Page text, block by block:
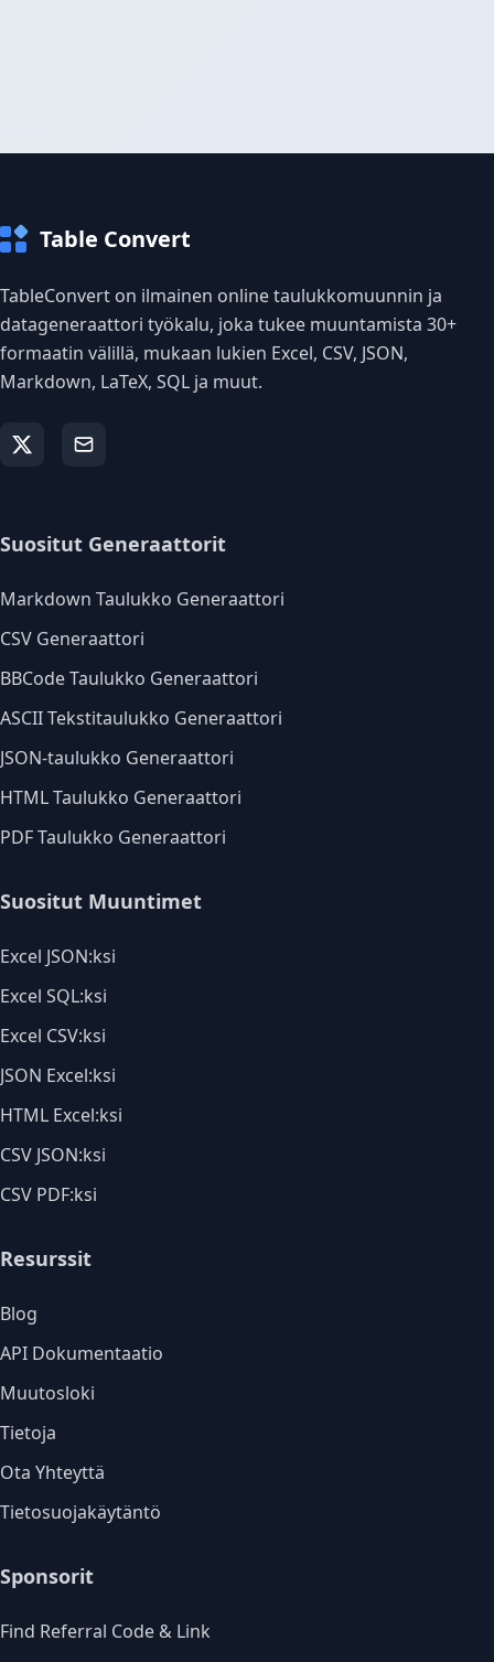
Table Convert
TableConvert on ilmainen online taulukkomuunnin ja
datageneraattori työkalu, joka tukee muuntamista 30+
formaatin välillä, mukaan lukien Excel, CSV, JSON,
Markdown, LaTeX, SQL ja muut.
Suositut Generaattorit
Markdown Taulukko Generaattori
CSV Generaattori
BBCode Taulukko Generaattori
ASCII Tekstitaulukko Generaattori
JSON-taulukko Generaattori
HTML Taulukko Generaattori
PDF Taulukko Generaattori
Suositut Muuntimet
Excel JSON:ksi
Excel SQL:ksi
Excel CSV:ksi
JSON Excel:ksi
HTML Excel:ksi
CSV JSON:ksi
CSV PDF:ksi
Resurssit
Blog
API Dokumentaatio
Muutosloki
Tietoja
Ota Yhteyttä
Tietosuojakäytäntö
Sponsorit
Find Referral Code & Link